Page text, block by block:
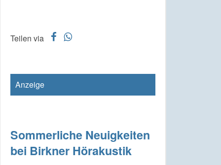
Teilen via f w
Anzeige
Sommerliche Neuigkeiten
bei Birkner Hörakustik